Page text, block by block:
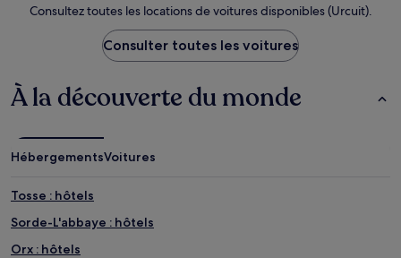
Consultez toutes les locations de voitures disponibles (Urcuit).
Consulter toutes les voitures
À la découverte du monde
HébergementsVoitures
Tosse : hôtels
Sorde-L'abbaye : hôtels
Orx : hôtels